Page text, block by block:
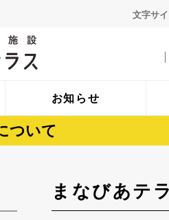
文字サ
お知らせ
ついて
まなびあテ